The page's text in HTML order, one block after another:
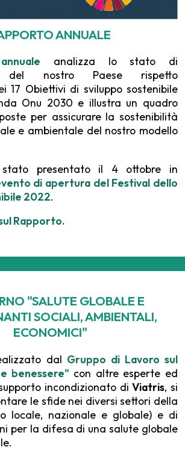
ANNUALE
analizza lo stato di
del nostro Paese rispetto
17 Obiettivi di sviluppo sostenibile
Onu 2030 e illustra un quadro
per assicurare la sostenibilità
e ambientale del nostro modello
presentato il 4 ottobre in
di apertura del Festival dello
2022.
Rapporto.
"SALUTE GLOBALE E
SOCIALI, AMBIENTALI,
ECONOMICI"
dal Gruppo di Lavoro sul
benessere" con altre esperte ed
incondizionato diViatris, si
le sfide nei diversi settori della
locale, nazionale e globale) e di
per la difesa di una salute globale